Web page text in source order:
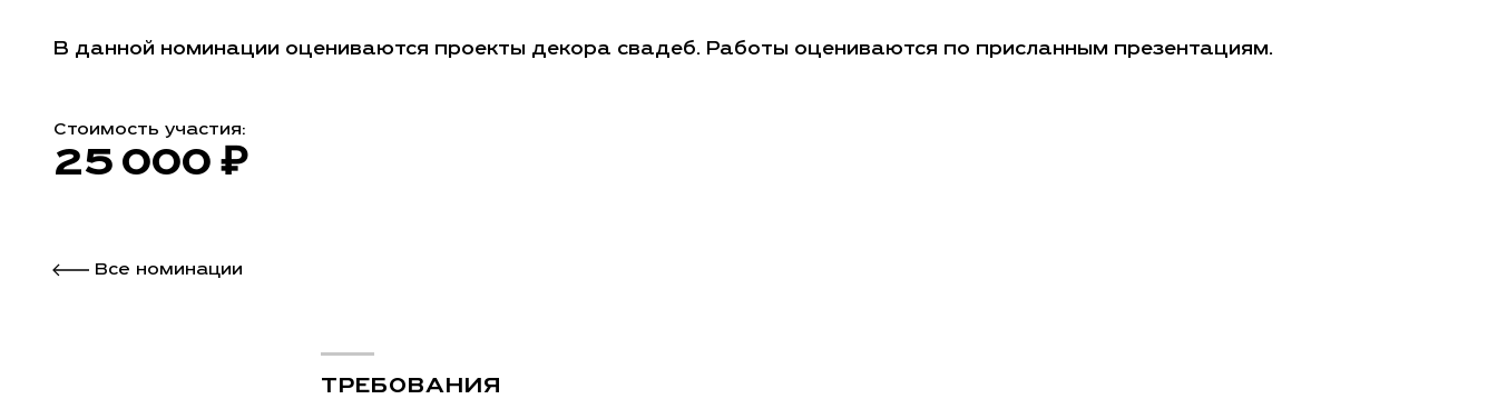
В данной номинации оцениваются проекты декора свадеб. Работы оцениваются по присланным презентациям.
Стоимость участия:
25 000 ₽
Все номинации
ТРЕБОВАНИЯ